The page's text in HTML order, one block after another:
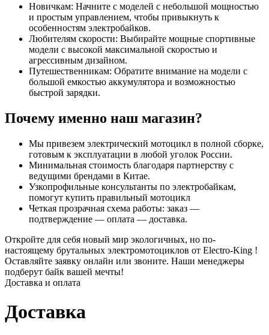
Новичкам: Начните с моделей с небольшой мощностью
и простым управлением, чтобы привыкнуть к
особенностям электробайков.
Любителям скорости: Выбирайте мощные спортивные
модели с высокой максимальной скоростью и
агрессивным дизайном.
Путешественникам: Обратите внимание на модели с
большой емкостью аккумулятора и возможностью
быстрой зарядки.
Почему именно наш магазин?
Мы привезем электрический мотоцикл в полной сборке,
готовым к эксплуатации в любой уголок России.
Минимальная стоимость благодаря партнерству с
ведущими брендами в Китае.
Узкопрофильные консультанты по электробайкам,
помогут купить правильный мотоцикл
Четкая прозрачная схема работы: заказ —
подтверждение — оплата — доставка.
Откройте для себя новый мир экологичных, но по-
настоящему брутальных электромотоциклов от Electro-King !
Оставляйте заявку онлайн или звоните. Наши менеджеры
подберут байк вашей мечты!
Доставка и оплата
Доставка